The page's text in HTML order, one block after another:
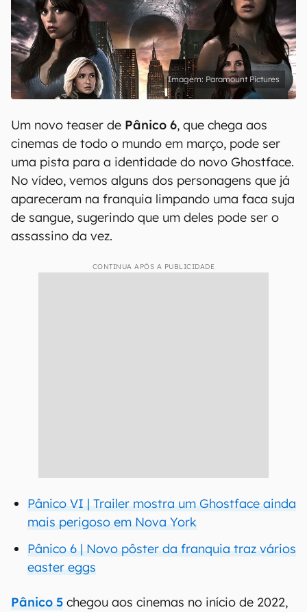
Paramount Pictures
Um novo teaser de Pânico 6, que chega aos
cinemas de todo o mundo em março, pode ser
uma pista para a identidade do novo Ghostface.
No vídeo, vemos alguns dos personagens que já
apareceram na franquia limpando uma faca suja
de sangue, sugerindo que um deles pode ser o
assassino da vez.
CONTINUA APÓS A PUBLICIDADE
Pânico VI | Trailer mostra um Ghostface ainda
mais perigoso em Nova York
Pânico 6 | Novo pôster da franquia traz vários
easter eggs
Pânico 5 chegou aos cinemas no início de 2022,